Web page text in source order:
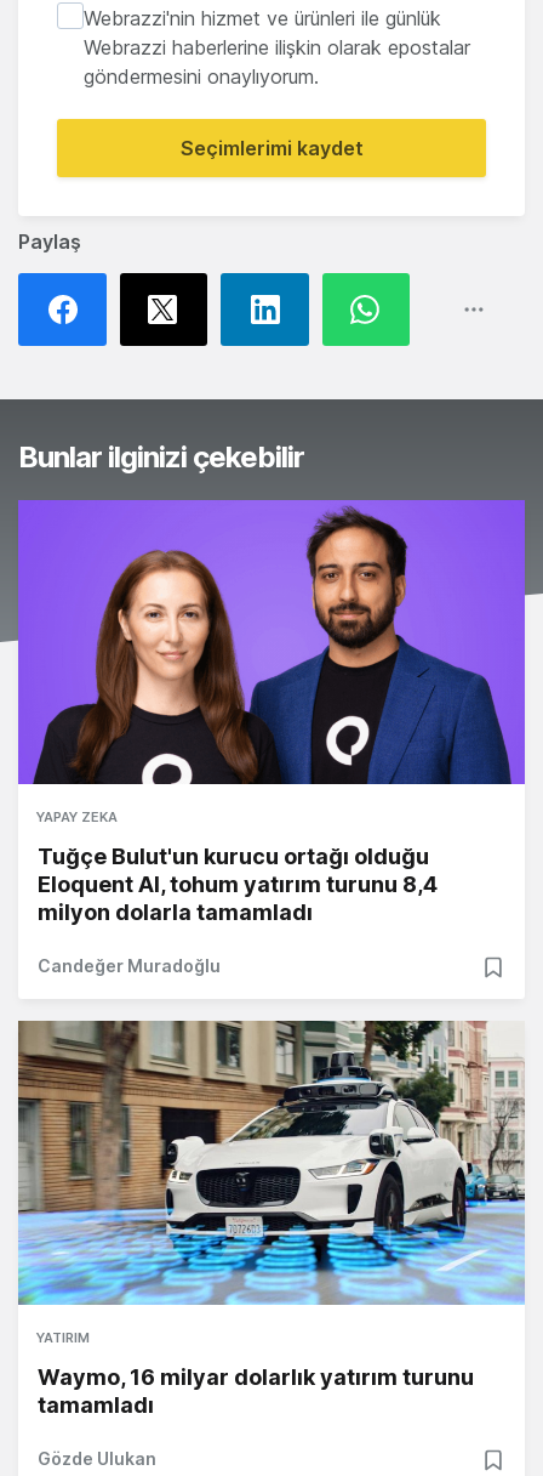
Paylaş
Webrazzi'nin hizmet ve ürünleri ile günlük
Webrazzi haberlerine ilişkin olarak epostalar
göndermesini onaylıyorum.
Seçimlerimi kaydet
Bunlar ilginizi çekebilir
YAPAY ZEKA
Tuğçe Bulut'un kurucu ortağı olduğu
Eloquent AI, tohum yatırım turunu 8,4
milyon dolarla tamamladı
Candeğer Muradoğlu
YATIRIM
Waymo, 16 milyar dolarlık yatırım turunu
tamamladı
Gözde Ulukan